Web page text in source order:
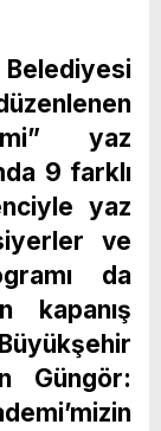
Belediyesi
yaz
9 farklı
yaz
ve
da
kapanış
Güngör: